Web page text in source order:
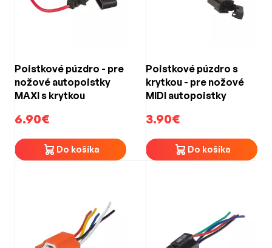
Poistkové púzdro - pre
nožové autopoistky
MAXI s krytkou
6.90€
Do košíka
Poistkové púzdro s
krytkou - pre nožové
MIDI autopoistky
3.90€
Do košíka